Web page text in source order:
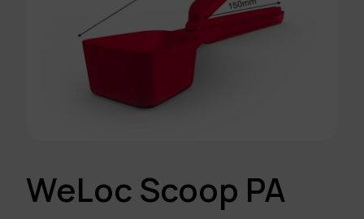
WeLoc Scoop PA